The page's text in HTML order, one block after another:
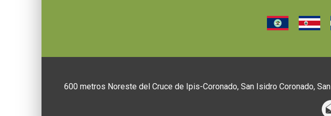
600 metros Noreste del Cruce de Ipis-Coronado, San Isidro Coronado,